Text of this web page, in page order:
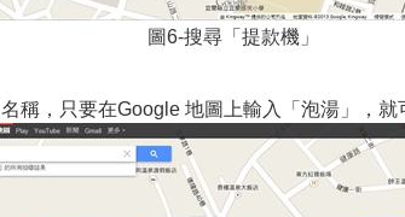
圖6-搜尋「提款機」
稱，只要在Google 地圖上輸入「泡湯」，就